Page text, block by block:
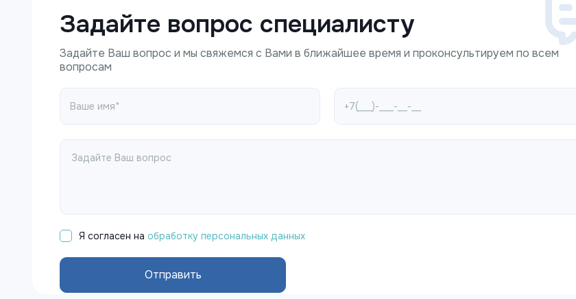
Задайте вопрос специалисту
Задайте Ваш вопрос и мы свяжемся с Вами в ближайшее время и проконсультируем по всем
вопросам
Я согласен на обработку персональных данных
Отправить